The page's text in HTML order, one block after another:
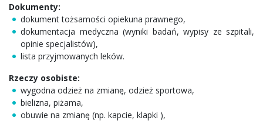
Dokumenty:
dokument tożsamości opiekuna prawnego,
dokumentacja medyczna (wyniki badań, wypisy ze szpitali,
opinie specjalistów),
lista przyjmowanych leków.
Rzeczy osobiste:
wygodna odzież na zmianę, odzież sportowa,
bielizna, piżama,
obuwie na zmianę (np. kapcie, klapki ),